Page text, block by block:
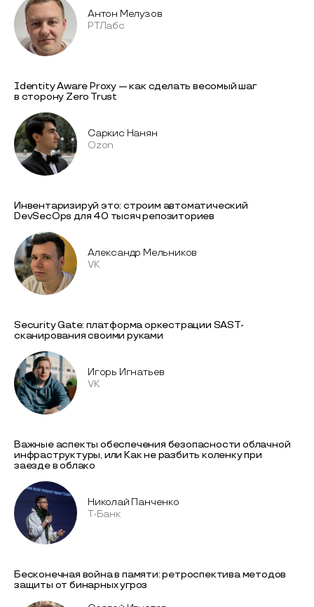
Антон Мелузов
РТЛабс
Identity Aware Proxy — как сделать весомый шаг
в сторону Zero Trust
Саркис Нанян
Ozon
Инвентаризируй это: строим автоматический
DevSecOps для 40 тысяч репозиториев
Александр Мельников
VK
Security Gate: платформа оркестрации SAST-
сканирования своими руками
Игорь Игнатьев
VK
Важные аспекты обеспечения безопасности облачной
инфраструктуры, или Как не разбить коленку при
заезде в облако
Николай Панченко
Т-Банк
Бесконечная война в памяти: ретроспектива методов
защиты от бинарных угроз